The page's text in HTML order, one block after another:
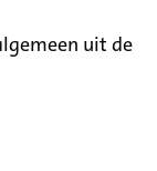
uit de